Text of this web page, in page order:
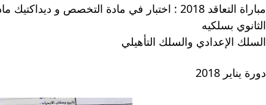
مباراة التعاقد 2018 : اختبار في مادة التخصص و
الثانوي بسلكيه
السلك الإعدادي والسلك التأهيلي
دورة يناير 2018